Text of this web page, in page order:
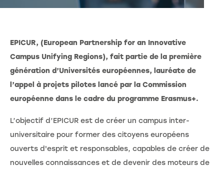
EPICUR, (European Partnership for an Innovative
Campus Unifying Regions), fait partie de la première
génération d’Universités européennes, lauréate de
l’appel à projets pilotes lancé par la Commission
européenne dans le cadre du programme Erasmus+.
L’objectif d’EPICUR est de créer un campus inter-
universitaire pour former des citoyens européens
ouverts d'esprit et responsables, capables de créer de
nouvelles connaissances et de devenir des moteurs de